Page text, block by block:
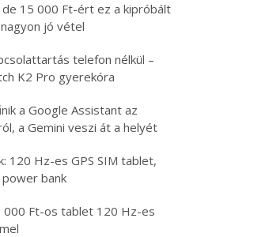
de 15 000 Ft-ért ez a kipróbált
jó vétel
telefon nélkül –
K2 Pro gyerekóra
a Google Assistant az
a Gemini veszi át a helyét
120 Hz-es GPS SIM tablet,
bank
000 Ft-os tablet 120 Hz-es